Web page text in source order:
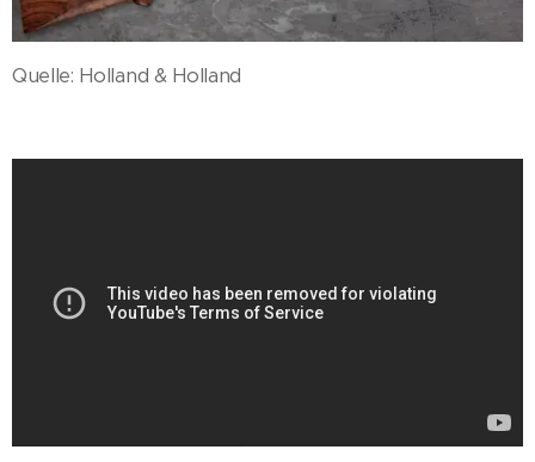
Quelle: Holland & Holland